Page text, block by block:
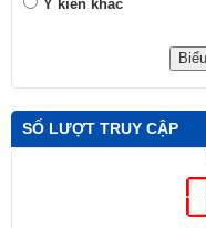
Ý kiến khác
SỐ LƯỢT TRUY CẬP